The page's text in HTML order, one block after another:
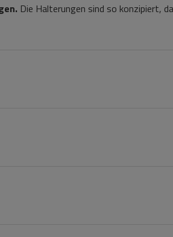
Die Halterungen sind so konzipiert,